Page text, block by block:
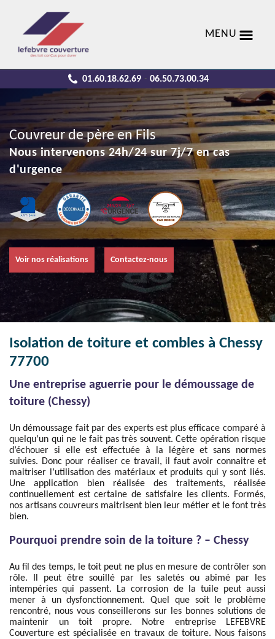
MENU
01.60.18.62.69 - 06.50.73.00.34
Couvreur de père en Fils
Nous intervenons 24h/24 sur 7j/7 en cas
d'urgence
Voir nos réalisations Contactez-nous
Isolation de toiture et combles à Chessy
77700
Une entreprise aguerrie pour le démoussage de
toiture (Chessy)
Un démoussage fait par des experts est plus efficace comparé à
quelqu’un qui ne le fait pas très souvent. Cette opération risque
d’échouer si elle est effectuée à la légère et sans normes
suivies. Donc pour réaliser ce travail, il faut avoir connaitre et
maitriser l’utilisation des matériaux et produits qui y sont liés.
Une application bien réalisée des traitements, réalisée
continuellement est certaine de satisfaire les clients. Formés,
nos artisans couvreurs maitrisent bien leur métier et le font très
bien.
Pourquoi prendre soin de la toiture ? – Chessy
Au fil des temps, le toit peut ne plus en mesure de contrôler son
rôle. Il peut être souillé par les saletés ou abimé par les
intempéries qui passent. La corrosion de la tuile peut aussi
mener à un dysfonctionnement. Quel que soit le problème
rencontré, nous vous conseillerons sur les bonnes solutions de
maintenir un toit propre. Notre entreprise LEFEBVRE
Couverture est spécialisée en travaux de toiture. Nous faisons